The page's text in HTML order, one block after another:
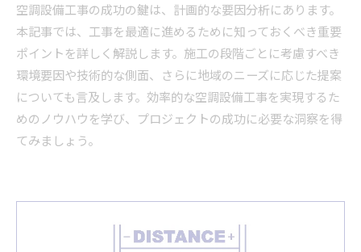
空調設備工事の成功の鍵は、計画的な要因分析にあります。
本記事では、工事を最適に進めるために知っておくべき重要
ポイントを詳しく解説します。施工の段階ごとに考慮すべき
環境要因や技術的な側面、さらに地域のニーズに応じた提案
についても言及します。効率的な空調設備工事を実現するた
めのノウハウを学び、プロジェクトの成功に必要な洞察を得
てみましょう。